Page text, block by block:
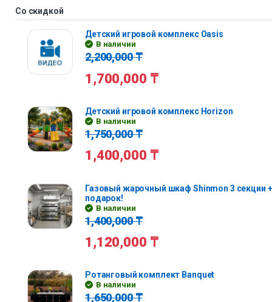
Со скидкой
Детский игровой комплекс Oasis
В наличии
2,200,000₸
1,700,000 ₸
Детский игровой комплекс Horizon
В наличии
1,750,000₸
1,400,000 ₸
Газовый жарочный шкаф Shinmon 3 секции
подарок!
В наличии
1,400,000₸
1,120,000 ₸
Ротанговый комплект Banquet
В наличии
1,650,000₸